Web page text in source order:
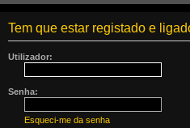
Tem que estar registado e
Utilizador:
Senha:
Esqueci-me da senha